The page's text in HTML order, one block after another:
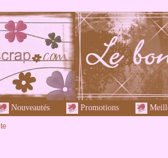
Nouveautés Promotions